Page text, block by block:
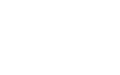
Kadın Çantaları
Kullanım ve Özellikler
Justpolo ve Just Polo Of
kullanıcı yorumlarını
kullanım için uygun ve şık